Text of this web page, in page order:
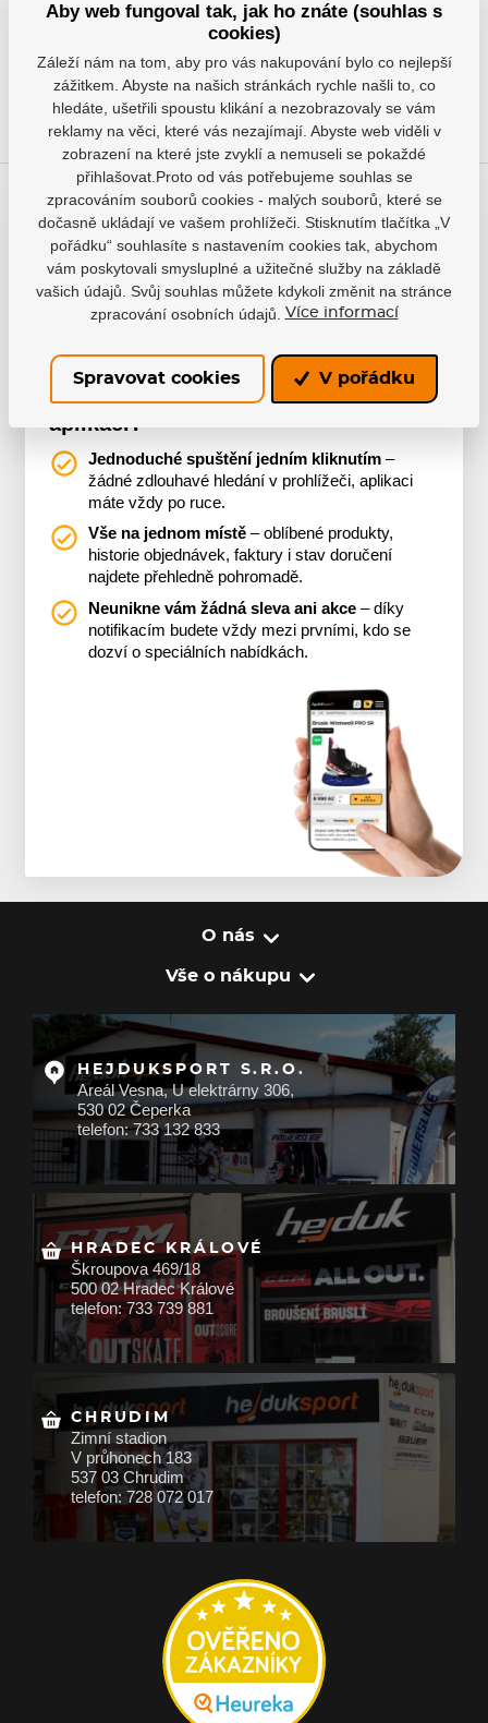
+420 733 132 833
Už máte naši aplikaci?
Nakupte pohodlně s naší aplikací, ať jste kdekoliv.
Více o aplikaci
Proč se vyplatí používat naši
aplikaci?
Jednoduché spuštění jedním kliknutím –
žádné zdlouhavé hledání v prohlížeči, aplikaci
máte vždy po ruce.
Vše na jednom místě – oblíbené produkty,
historie objednávek, faktury i stav doručení
najdete přehledně pohromadě.
Neunikne vám žádná sleva ani akce – díky
notifikacím budete vždy mezi prvními, kdo se
dozví o speciálních nabídkách.
O nás
Vše o nákupu
HEJDUKSPORT S.R.O.
Areál Vesna, U elektrárny 306,
530 02 Čeperka
telefon: 733 132 833
HRADEC KRÁLOVÉ
Škroupova 469/18
500 02 Hradec Králové
telefon: 733 739 881
CHRUDIM
Zimní stadion
V průhonech 183
537 03 Chrudim
telefon: 728 072 017
Aby web fungoval tak, jak ho znáte (souhlas s
cookies)
Záleží nám na tom, aby pro vás nakupování bylo co nejlepší
zážitkem. Abyste na našich stránkách rychle našli to, co
hledáte, ušetřili spoustu klikání a nezobrazovaly se vám
reklamy na věci, které vás nezajímají. Abyste web viděli v
zobrazení na které jste zvyklí a nemuseli se pokaždé
přihlašovat.Proto od vás potřebujeme souhlas se
zpracováním souborů cookies - malých souborů, které se
dočasně ukládají ve vašem prohlížeči. Stisknutím tlačítka „V
pořádku“ souhlasíte s nastavením cookies tak, abychom
vám poskytovali smysluplné a užitečné služby na základě
vašich údajů. Svůj souhlas můžete kdykoli změnit na stránce
zpracování osobních údajů.
Více informací
Spravovat cookies V pořádku